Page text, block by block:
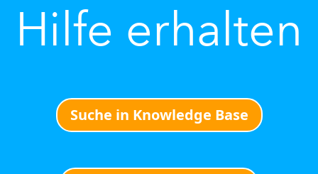
Hilfe erhalten
Suche in Knowledge Base